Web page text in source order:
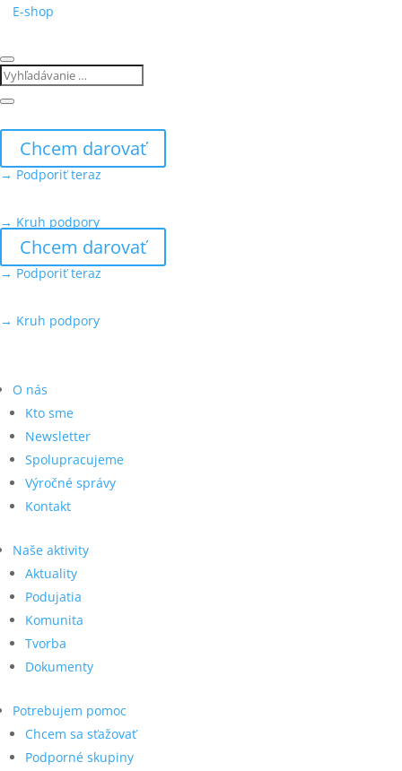
E-shop
Chcem darovať
→ Podporiť teraz
→ Kruh podpory
Chcem darovať
→ Podporiť teraz
→ Kruh podpory
O nás
Kto sme
Newsletter
Spolupracujeme
Výročné správy
Kontakt
Naše aktivity
Aktuality
Podujatia
Komunita
Tvorba
Dokumenty
Potrebujem pomoc
Chcem sa sťažovať
Podporné skupiny